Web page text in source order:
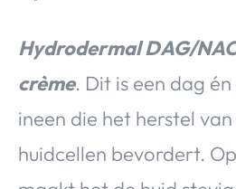
Hydrodermal DAG/
crème. Dit is een dag
ineen die het herstel
huidcellen bevordert.